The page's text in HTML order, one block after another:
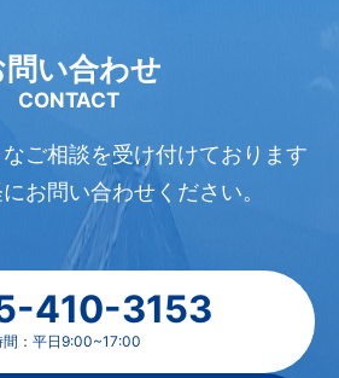
問い合わせ
CONTACT
ご相談を受け付けております
お問い合わせください。
410-3153
間：平日9:00~17:00